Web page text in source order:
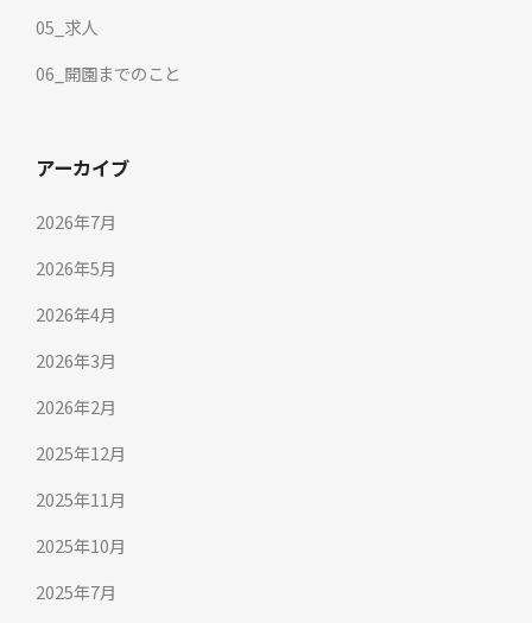
05_求人
06_開園までのこと
アーカイブ
2026年7月
2026年5月
2026年4月
2026年3月
2026年2月
2025年12月
2025年11月
2025年10月
2025年7月